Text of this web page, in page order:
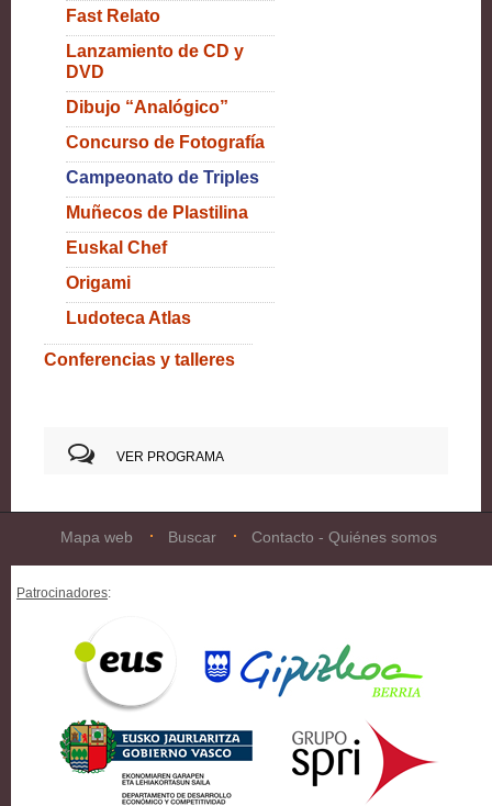
Fast Relato
Lanzamiento de CD y
DVD
Dibujo “Analógico”
Concurso de Fotografía
Campeonato de Triples
Muñecos de Plastilina
Euskal Chef
Origami
Ludoteca Atlas
Conferencias y talleres
VER PROGRAMA
Mapa web Buscar Contacto - Quiénes somos
Patrocinadores: